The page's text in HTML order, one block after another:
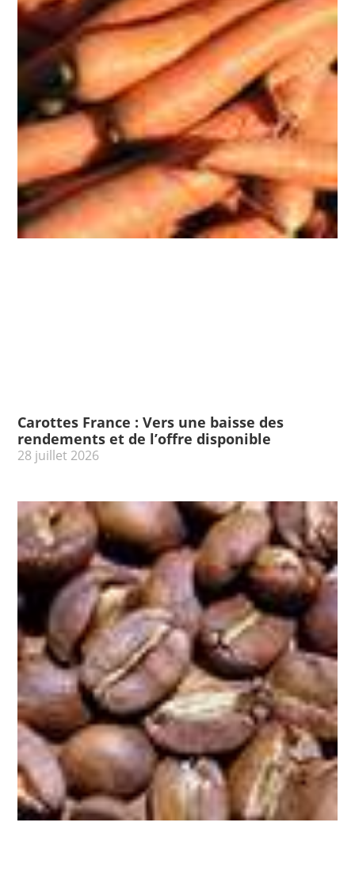
Carottes France : Vers une baisse des
rendements et de l’offre disponible
28 juillet 2026